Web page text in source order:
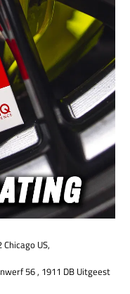
US,
56 , 1911 DB Uitgeest